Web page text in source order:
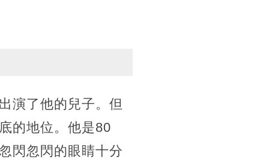
演了他的兒子。但
的地位。他是80
閃忽閃的眼睛十分